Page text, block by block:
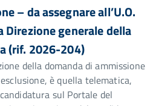
– da assegnare all’U.O.
generale della
(rif. 2026-204)
della domanda di ammissione
è quella telematica,
sul Portale del